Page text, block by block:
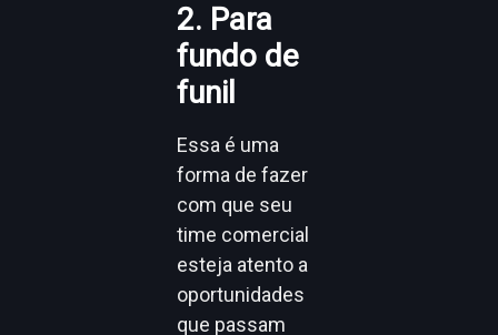
2. Para
fundo de
funil
Essa é uma
forma de fazer
com que seu
time comercial
esteja atento a
oportunidades
que passam